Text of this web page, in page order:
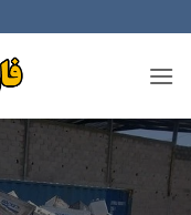
to
content